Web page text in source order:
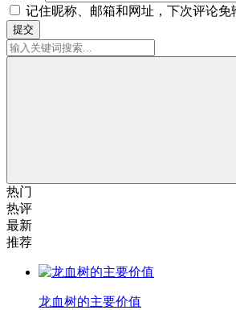
记住昵称、邮箱和网址，下次评论免
提交
热门
热评
最新
推荐
龙血树的主要价值